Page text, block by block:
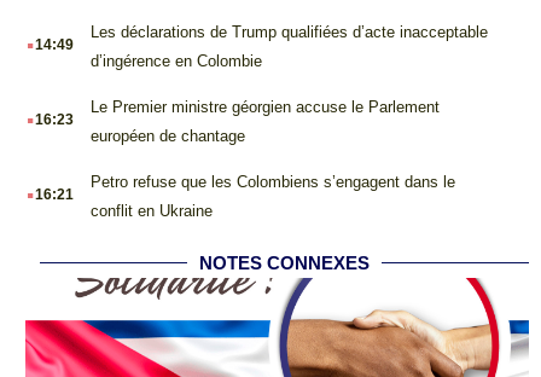
.14:49
Les déclarations de Trump qualifiées d’acte inacceptable
d’ingérence en Colombie
.16:23
Le Premier ministre géorgien accuse le Parlement
européen de chantage
.16:21
Petro refuse que les Colombiens s’engagent dans le
conflit en Ukraine
NOTES CONNEXES